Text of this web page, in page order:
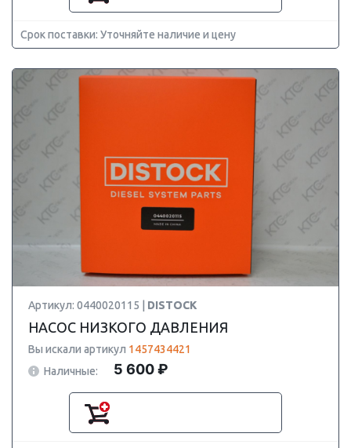
Срок поставки: Уточняйте наличие и цену
Артикул: 0440020115 | DISTOCK
НАСОС НИЗКОГО ДАВЛЕНИЯ
Вы искали артикул 1457434421
Наличные:
5 600 ₽